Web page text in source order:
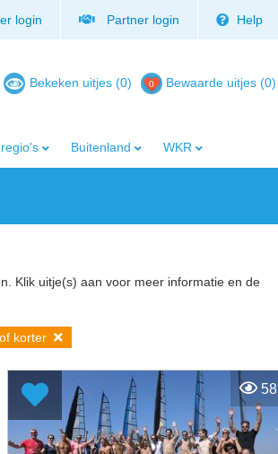
login Partner login Help
Bekeken uitjes (0) Bewaarde uitjes (0)
Buitenland WKR
Klik uitje(s) aan voor meer informatie en de
korter
58